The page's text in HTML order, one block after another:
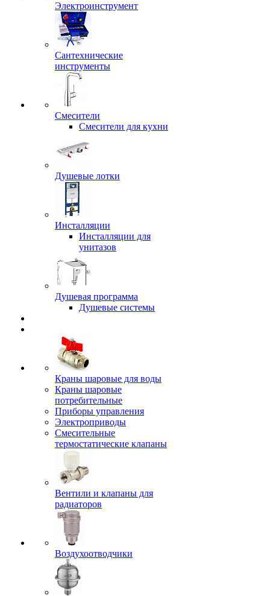
Электроинструмент
Сантехнические
инструменты
Смесители
Смесители для кухни
Душевые лотки
Инсталляции
Инсталляции для
унитазов
Душевая программа
Душевые системы
Краны шаровые для воды
Краны шаровые
потребительные
Приборы управления
Электроприводы
Смесительные
термостатические клапаны
Вентили и клапаны для
радиаторов
Воздухоотводчики